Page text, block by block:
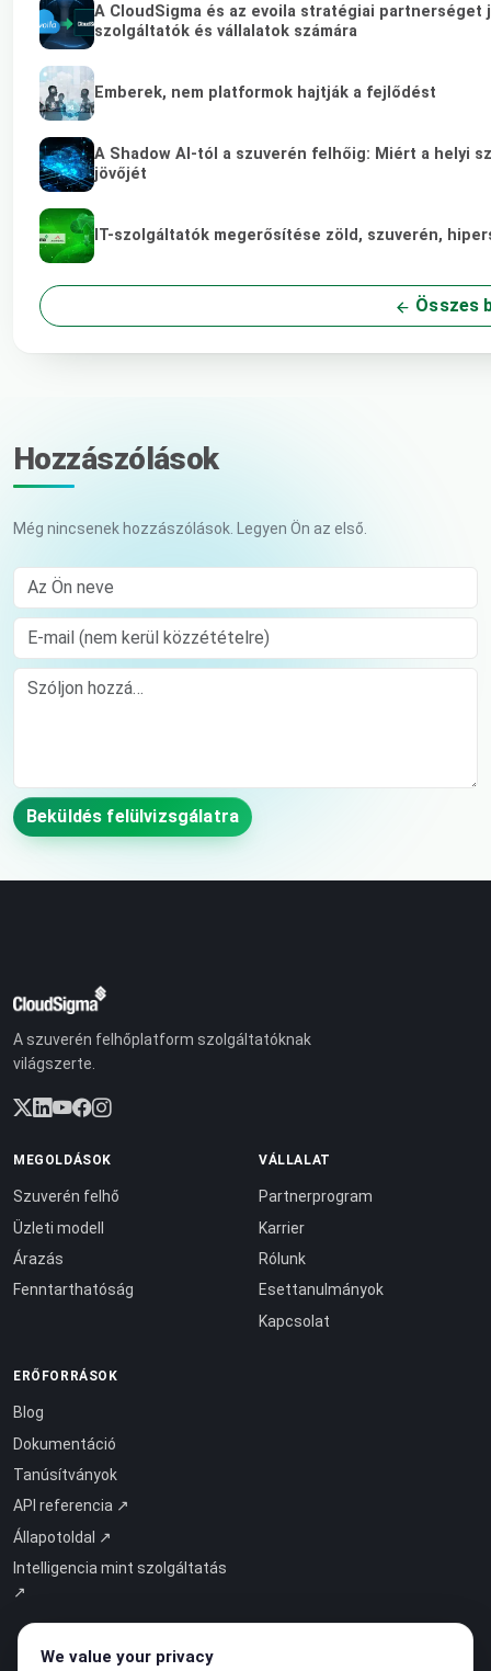
A CloudSigma és az evoila stratégiai
szolgáltatók és vállalatok számára
Emberek, nem platformok hajtják a fejlődést
A Shadow AI-tól a szuverén felhőig: Miért a helyi
jövőjét
IT-szolgáltatók megerősítése zöld, szuverén,
Összes
Hozzászólások
Még nincsenek hozzászólások. Legyen Ön az első.
Az Ön neve
E-mail (nem kerül közzétételre)
Comment
Beküldés felülvizsgálatra
A szuverén felhőplatform szolgáltatóknak
világszerte.
MEGOLDÁSOK
Szuverén felhő
Üzleti modell
Árazás
Fenntarthatóság
VÁLLALAT
Partnerprogram
Karrier
Rólunk
Esettanulmányok
Kapcsolat
ERŐFORRÁSOK
Blog
Dokumentáció
Tanúsítványok
API referencia ↗
Állapotoldal ↗
Intelligencia mint szolgáltatás
↗
We value your privacy